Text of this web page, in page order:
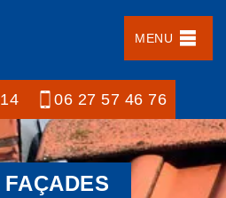
MENU
06 27 57 46 76